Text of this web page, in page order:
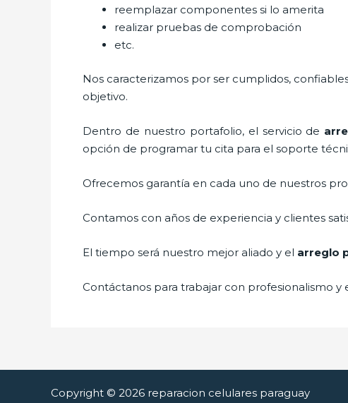
reemplazar componentes si lo amerita
realizar pruebas de comprobación
etc.
Nos caracterizamos por ser cumplidos,
objetivo.
Dentro de nuestro portafolio, el servicio de
opción de programar tu cita para el soporte
Ofrecemos garantía en cada uno de nuestros
Contamos con años de experiencia y clientes
El tiempo será nuestro mejor aliado y el arreglo
Contáctanos para trabajar con profesionalismo y
Copyright © 2026 reparacion celulares paraguay